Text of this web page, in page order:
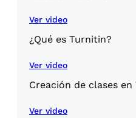
Ver video
¿Qué es Turnitin?
Ver video
Creación de clases
Ver video